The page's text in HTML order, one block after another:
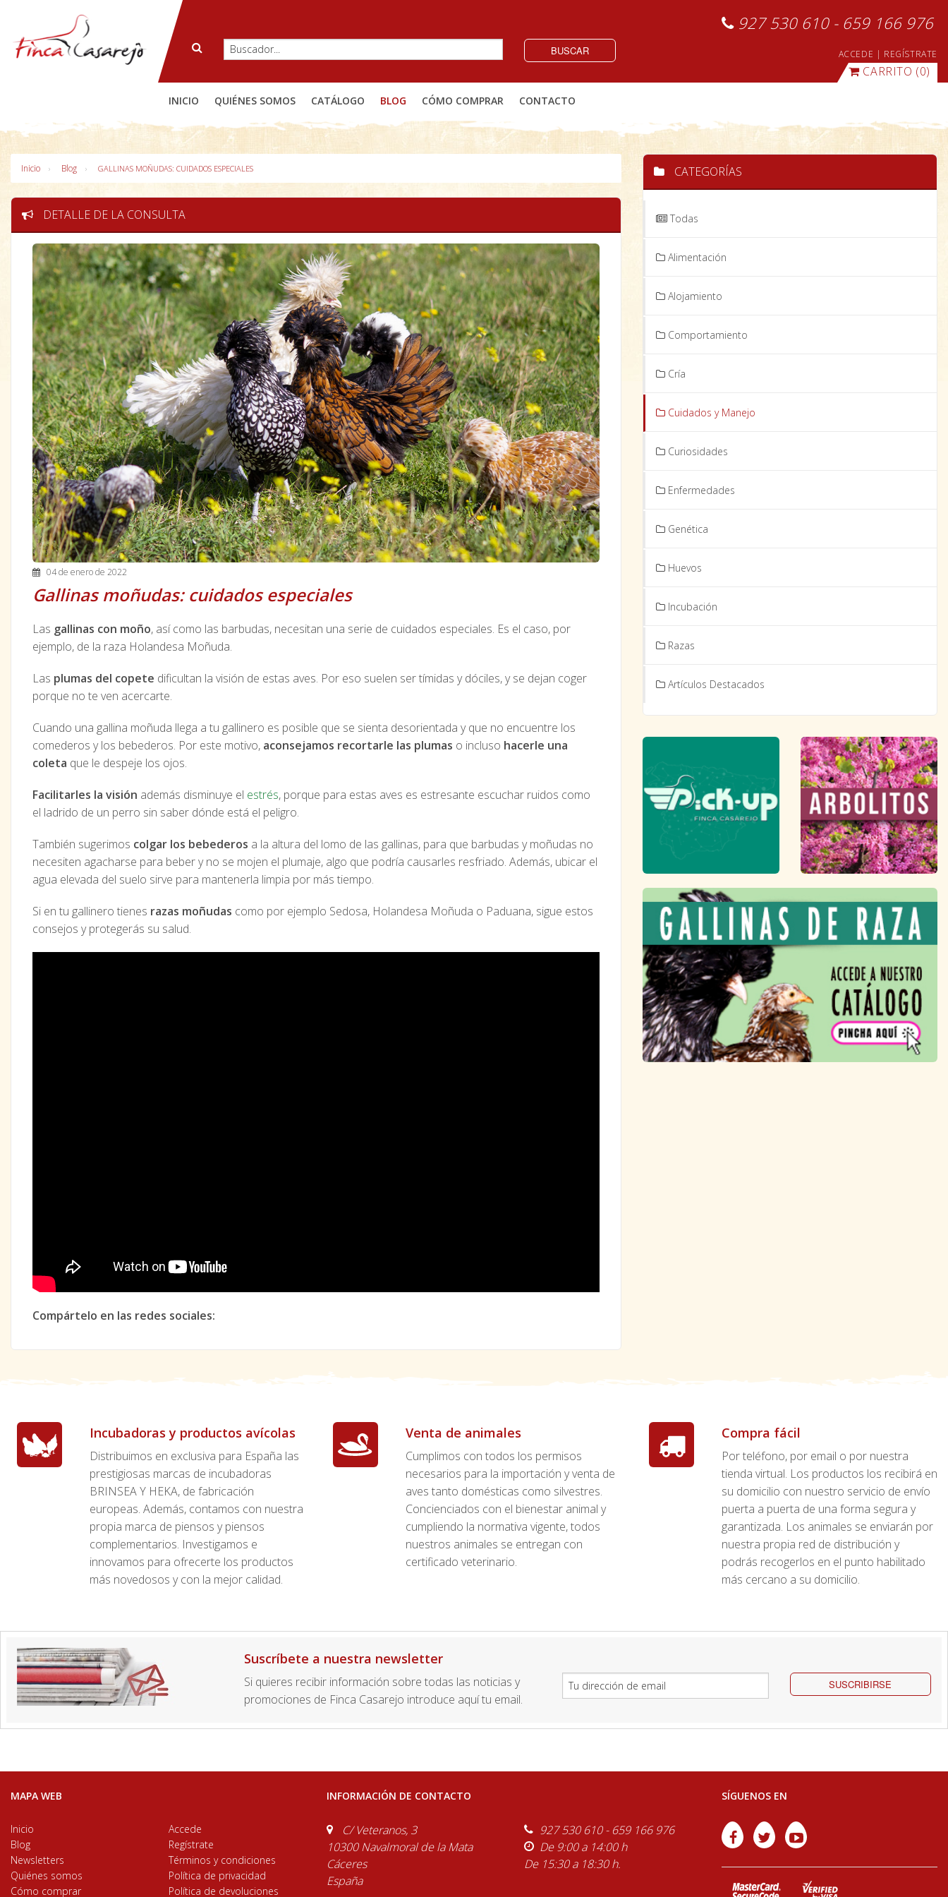
927 530 610 - 659 166 976
BUSCAR ACCEDE | REGÍSTRATE
CARRITO (0)
INICIO QUIÉNES SOMOS CATÁLOGO BLOG CÓMO COMPRAR CONTACTO
Inicio Blog GALLINAS MOÑUDAS: CUIDADOS ESPECIALES
DETALLE DE LA CONSULTA
04 de enero de 2022
Gallinas moñudas: cuidados especiales
Las gallinas con moño, así como las barbudas, necesitan una serie de cuidados especiales. Es el caso, por
ejemplo, de la raza Holandesa Moñuda.
Las plumas del copete dificultan la visión de estas aves. Por eso suelen ser tímidas y dóciles, y se dejan coger
porque no te ven acercarte.
Cuando una gallina moñuda llega a tu gallinero es posible que se sienta desorientada y que no encuentre los
comederos y los bebederos. Por este motivo, aconsejamos recortarle las plumas o incluso hacerle una
coleta que le despeje los ojos.
Facilitarles la visión además disminuye el estrés, porque para estas aves es estresante escuchar ruidos como
el ladrido de un perro sin saber dónde está el peligro.
También sugerimos colgar los bebederos a la altura del lomo de las gallinas, para que barbudas y moñudas no
necesiten agacharse para beber y no se mojen el plumaje, algo que podría causarles resfriado. Además, ubicar el
agua elevada del suelo sirve para mantenerla limpia por más tiempo.
Si en tu gallinero tienes razas moñudas como por ejemplo Sedosa, Holandesa Moñuda o Paduana, sigue estos
consejos y protegerás su salud.
Compártelo en las redes sociales:
CATEGORÍAS
Todas
Alimentación
Alojamiento
Comportamiento
Cría
Cuidados y Manejo
Curiosidades
Enfermedades
Genética
Huevos
Incubación
Razas
Artículos Destacados
Incubadoras y productos avícolas
Distribuimos en exclusiva para España las
prestigiosas marcas de incubadoras
BRINSEA Y HEKA, de fabricación
europeas. Además, contamos con nuestra
propia marca de piensos y piensos
complementarios. Investigamos e
innovamos para ofrecerte los productos
más novedosos y con la mejor calidad.
Venta de animales
Cumplimos con todos los permisos
necesarios para la importación y venta de
aves tanto domésticas como silvestres.
Concienciados con el bienestar animal y
cumpliendo la normativa vigente, todos
nuestros animales se entregan con
certificado veterinario.
Compra fácil
Por teléfono, por email o por nuestra
tienda virtual. Los productos los recibirá en
su domicilio con nuestro servicio de envío
puerta a puerta de una forma segura y
garantizada. Los animales se enviarán por
nuestra propia red de distribución y
podrás recogerlos en el punto habilitado
más cercano a su domicilio.
Suscríbete a nuestra newsletter
Si quieres recibir información sobre todas las noticias y
promociones de Finca Casarejo introduce aquí tu email.
SUSCRIBIRSE
MAPA WEB
Inicio
Blog
Newsletters
Quiénes somos
Cómo comprar
Accede
Regístrate
Términos y condiciones
Política de privacidad
Política de devoluciones
INFORMACIÓN DE CONTACTO
C/ Veteranos, 3
10300 Navalmoral de la Mata
Cáceres
España
927 530 610 - 659 166 976
De 9:00 a 14:00 h
De 15:30 a 18:30 h.
SÍGUENOS EN